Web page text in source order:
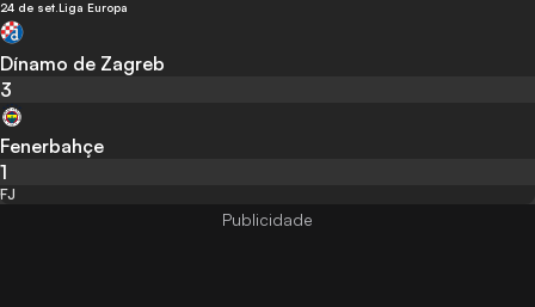
24 de set. Liga Europa
Dínamo de Zagreb
3
Fenerbahçe
1
FJ